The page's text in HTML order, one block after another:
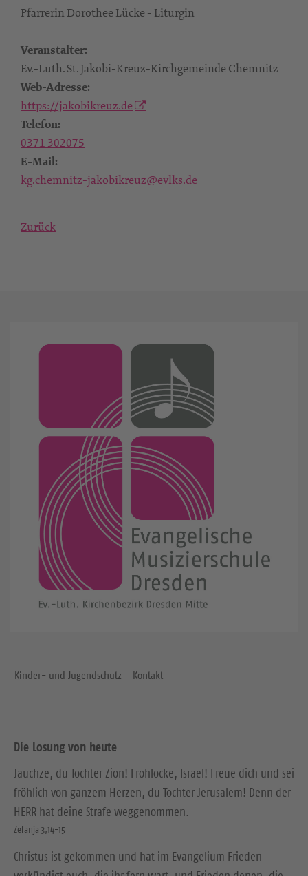
Pfarrerin Dorothee Lücke - Liturgin
Veranstalter:
Ev.-Luth. St. Jakobi-Kreuz-Kirchgemeinde Chemnitz
Web-Adresse:
https://jakobikreuz.de
Telefon:
0371 302075
E-Mail:
kg.chemnitz-jakobikreuz@evlks.de
Zurück
Kinder- und Jugendschutz Kontakt
Die Losung von heute
Jauchze, du Tochter Zion! Frohlocke, Israel! Freue dich und sei
fröhlich von ganzem Herzen, du Tochter Jerusalem! Denn der
HERR hat deine Strafe weggenommen.
Zefanja 3,14-15
Christus ist gekommen und hat im Evangelium Frieden